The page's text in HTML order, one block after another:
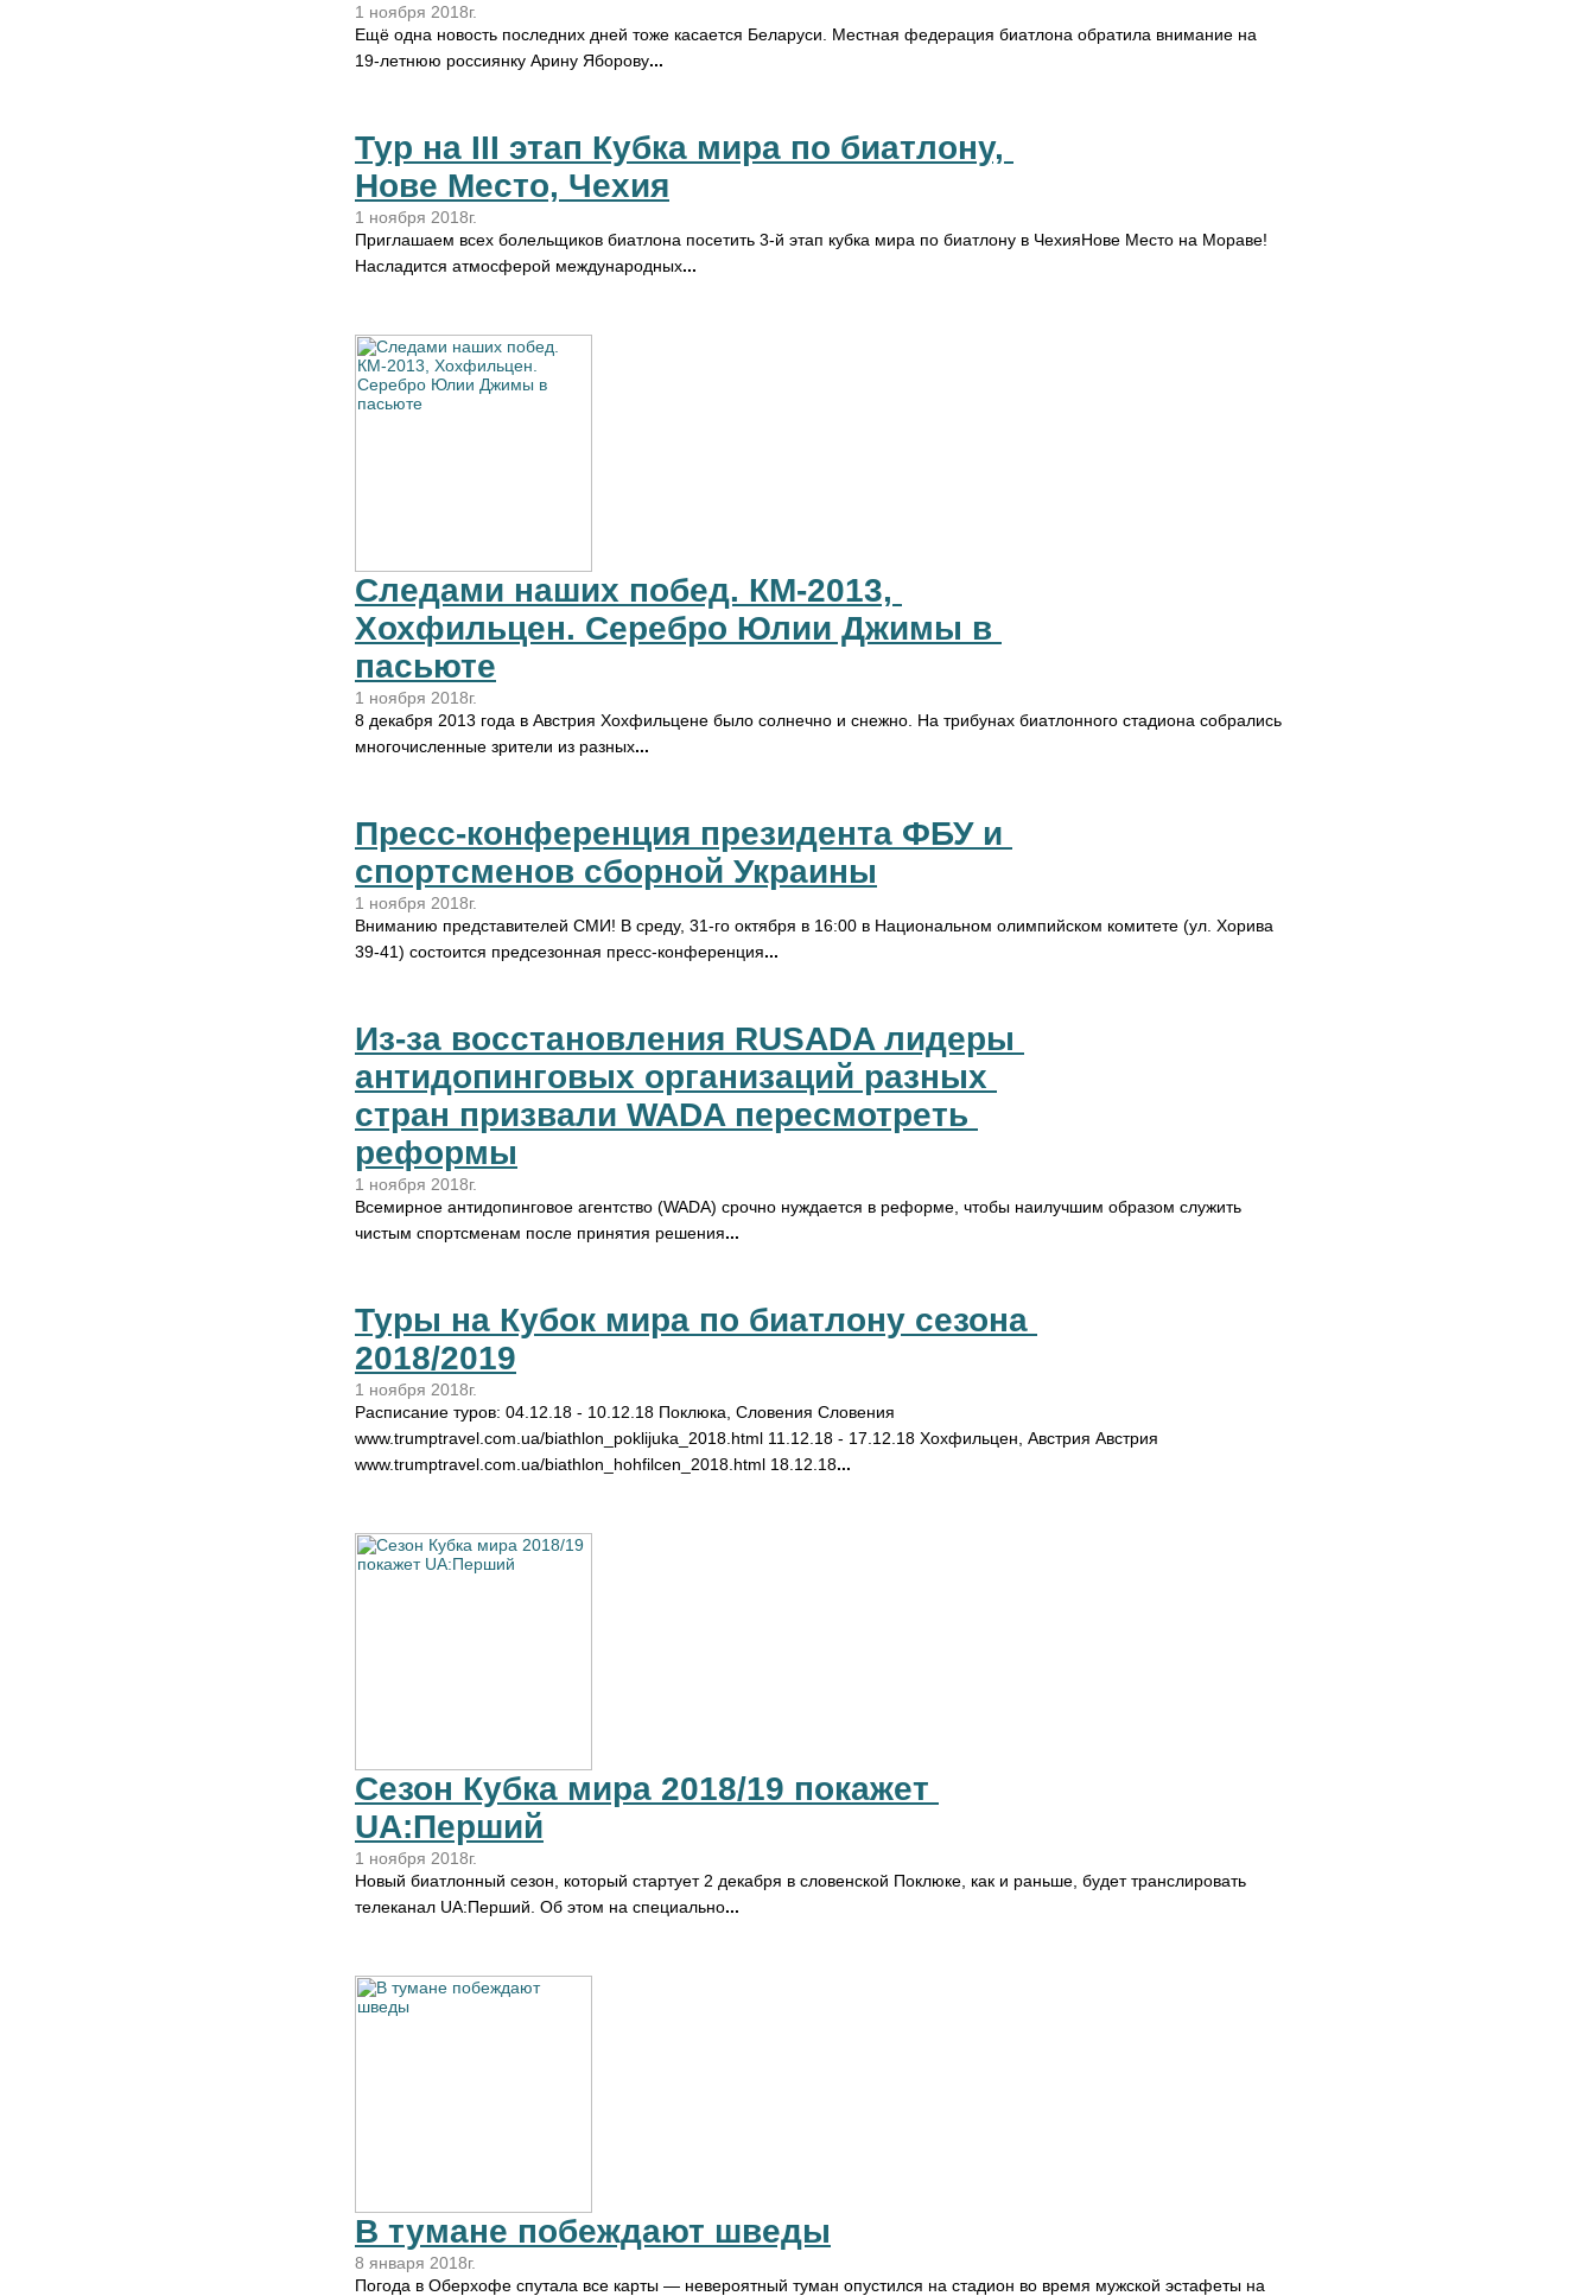
1 ноября 2018г.
Ещё одна новость последних дней тоже касается Беларуси. Местная федерация биатлона обратила внимание на
19-летнюю россиянку Арину Яборову...
Тур на ІII этап Кубка мира по биатлону,
Нове Место, Чехия
1 ноября 2018г.
Приглашаем всех болельщиков биатлона посетить 3-й этап кубка мира по биатлону в ЧехияНове Место на Мораве!
Насладится атмосферой международных...
Следами наших побед. КМ-2013,
Хохфильцен. Серебро Юлии Джимы в
пасьюте
1 ноября 2018г.
8 декабря 2013 года в Австрия Хохфильцене было солнечно и снежно. На трибунах биатлонного стадиона собрались
многочисленные зрители из разных...
Пресс-конференция президента ФБУ и
спортсменов сборной Украины
1 ноября 2018г.
Вниманию представителей СМИ! В среду, 31-го октября в 16:00 в Национальном олимпийском комитете (ул. Хорива
39-41) состоится предсезонная пресс-конференция...
Из-за восстановления RUSADA лидеры
антидопинговых организаций разных
стран призвали WADA пересмотреть
реформы
1 ноября 2018г.
Всемирное антидопинговое агентство (WADA) срочно нуждается в реформе, чтобы наилучшим образом служить
чистым спортсменам после принятия решения...
Туры на Кубок мира по биатлону сезона
2018/2019
1 ноября 2018г.
Расписание туров: 04.12.18 - 10.12.18 Поклюка, Словения Словения
www.trumptravel.com.ua/biathlon_poklijuka_2018.html 11.12.18 - 17.12.18 Хохфильцен, Австрия Австрия
www.trumptravel.com.ua/biathlon_hohfilcen_2018.html 18.12.18...
Сезон Кубка мира 2018/19 покажет
UA:Перший
1 ноября 2018г.
Новый биатлонный сезон, который стартует 2 декабря в словенской Поклюке, как и раньше, будет транслировать
телеканал UA:Перший. Об этом на специально...
В тумане побеждают шведы
8 января 2018г.
Погода в Оберхофе спутала все карты — невероятный туман опустился на стадион во время мужской эстафеты на